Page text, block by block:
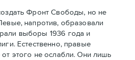
Фронт Свободы, но не
напротив, образовали
выборы 1936 года и
Естественно, правые
этого не ослабли. Они лишь